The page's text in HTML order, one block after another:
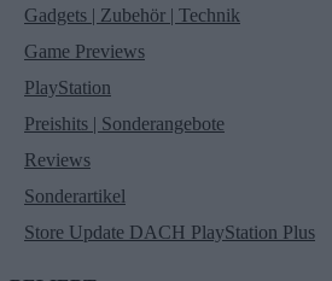
Gadgets | Zubehör | Technik
Game Previews
PlayStation
Preishits | Sonderangebote
Reviews
Sonderartikel
Store Update DACH PlayStation Plus